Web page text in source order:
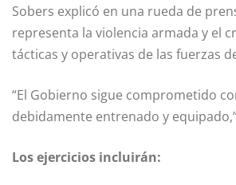
Sobers explicó en una rueda de
representa la violencia armada y el
tácticas y operativas de las fuerzas
“El Gobierno sigue comprometido
debidamente entrenado y
Los ejercicios incluirán: